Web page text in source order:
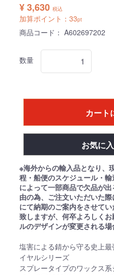
¥ 3,630 税込
加算ポイント： 33pt
商品コード： A602697202
数量
カート
お気に
※海外からの輸入品となり、
程・船便のスケジュール・
によって一部商品で欠品が
由の為、ご注文いただいた
にて納期のご案内をさせて
致しますが、何卒よろしく
ルのデザインが変更される場
塩害による錆から守る史上
イヤルシリーズ
スプレータイプのワックス